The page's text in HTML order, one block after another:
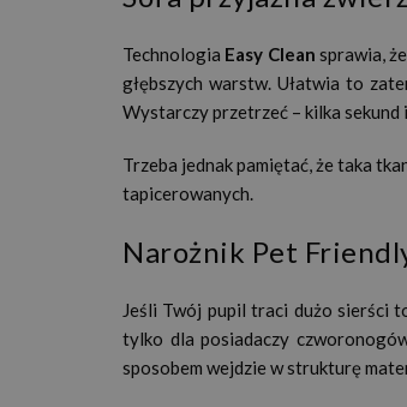
Technologia Easy Clean sprawia,
głębszych warstw. Ułatwia to
Wystarczy przetrzeć – kilka
Trzeba jednak pamiętać, że taka
tapicerowanych.
Narożnik Pet
Jeśli Twój pupil traci dużo sierści
tylko dla posiadaczy
sposobem wejdzie w strukturę